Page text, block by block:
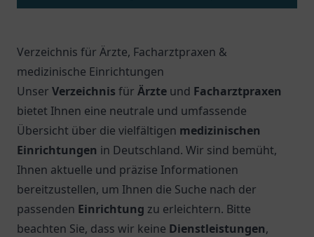
Verzeichnis für Ärzte, Facharztpraxen &
medizinische Einrichtungen
Unser Verzeichnis für Ärzte und Facharztpraxen
bietet Ihnen eine neutrale und umfassende
Übersicht über die vielfältigen medizinischen
Einrichtungen in Deutschland. Wir sind bemüht,
Ihnen aktuelle und präzise Informationen
bereitzustellen, um Ihnen die Suche nach der
passenden Einrichtung zu erleichtern. Bitte
beachten Sie, dass wir keine Dienstleistungen,